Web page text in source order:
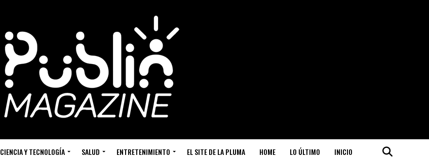
CIENCIA Y TECNOLOGÍA SALUD ENTRETENIMIENTO EL SITE DE LA PLUMA HOME LO ÚLTIMO INICIO